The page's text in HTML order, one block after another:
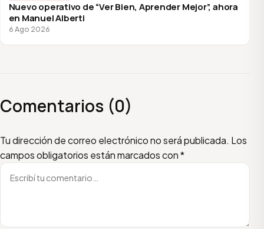
Nuevo operativo de “Ver Bien, Aprender Mejor”, ahora
en Manuel Alberti
6 Ago 2026
Comentarios (0)
Tu dirección de correo electrónico no será publicada. Los
campos obligatorios están marcados con*
Escribí tu comentario
Nombre
Email